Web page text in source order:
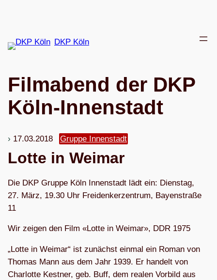
springen
DKP Köln
Film­abend der DKP
Köln-Innenstadt
17.03.2018 Gruppe Innenstadt
Lotte in Weimar
Die DKP Gruppe Köln Innen­stadt lädt ein: Diens­tag,
27. März, 19.30 Uhr Frei­den­ker­zen­trum, Bay­en­straße
11
Wir zei­gen den Film «Lotte in Wei­mar», DDR 1975
„Lotte in Wei­mar“ ist zunächst ein­mal ein Roman von
Tho­mas Mann aus dem Jahr 1939. Er han­delt von
Char­lotte Kest­ner, geb. Buff, dem rea­len Vor­bild aus